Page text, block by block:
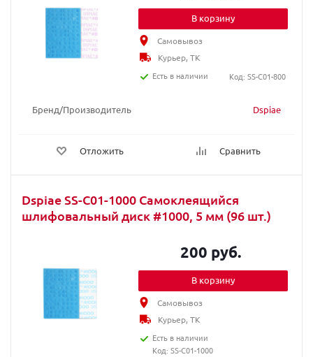
Бренд/Производитель Dspiae
Отложить Сравнить
В корзину
Самовывоз
Курьер, ТК
Есть в наличии
Код: SS-C01-800
Dspiae SS-C01-1000 Самоклеящийся
шлифовальный диск #1000, 5 мм (96 шт.)
200 руб.
В корзину
Самовывоз
Курьер, ТК
Есть в наличии
Код: SS-C01-1000